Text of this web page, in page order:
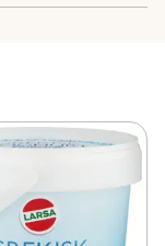
perfekt i
i kalla röror
syrlig
med den
svensk